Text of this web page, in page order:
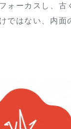
ォーカスし、
ではない、内